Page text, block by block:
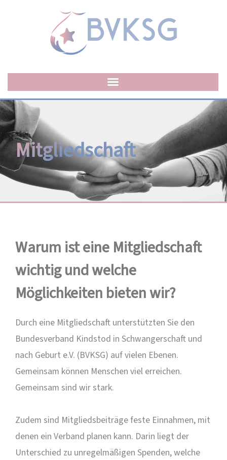
Mitgliedschaft
Warum ist eine Mitgliedschaft
wichtig und welche
Möglichkeiten bieten wir?
Durch eine Mitgliedschaft unterstützten Sie den
Bundesverband Kindstod in Schwangerschaft und
nach Geburt e.V. (BVKSG) auf vielen Ebenen.
Gemeinsam können Menschen viel erreichen.
Gemeinsam sind wir stark.
Zudem sind Mitgliedsbeiträge feste Einnahmen, mit
denen ein Verband planen kann. Darin liegt der
Unterschied zu unregelmäßigen Spenden, welche